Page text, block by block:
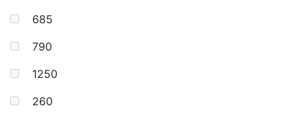
685
790
1250
260